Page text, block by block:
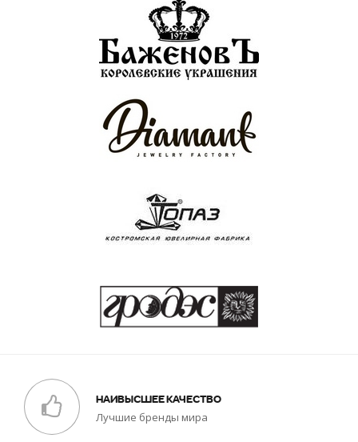
НАИВЫСШЕЕ КАЧЕСТВО
Лучшие бренды мира